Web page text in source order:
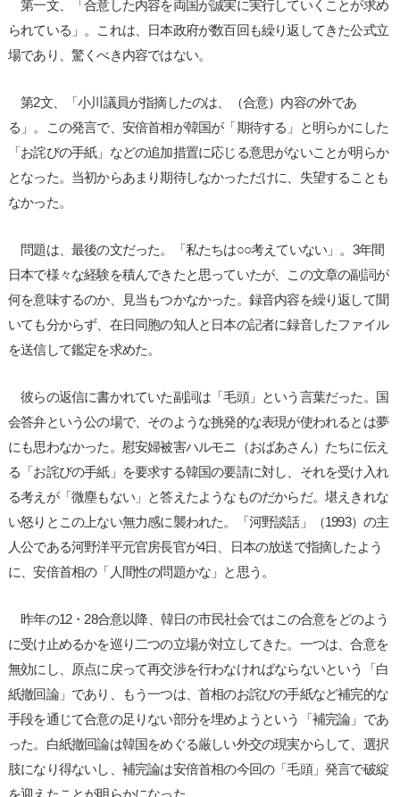
第一文、「合意した内容を両国が誠実に実行していくことが求め
られている」。これは、日本政府が数百回も繰り返してきた公式立
場であり、驚くべき内容ではない。
第2文、「小川議員が指摘したのは、（合意）内容の外であ
る」。この発言で、安倍首相が韓国が「期待する」と明らかにした
「お詫びの手紙」などの追加措置に応じる意思がないことが明らか
となった。当初からあまり期待しなかっただけに、失望することも
なかった。
問題は、最後の文だった。「私たちは○○考えていない」。3年間
日本で様々な経験を積んできたと思っていたが、この文章の副詞が
何を意味するのか、見当もつかなかった。録音内容を繰り返して聞
いても分からず、在日同胞の知人と日本の記者に録音したファイル
を送信して鑑定を求めた。
彼らの返信に書かれていた副詞は「毛頭」という言葉だった。国
会答弁という公の場で、そのような挑発的な表現が使われるとは夢
にも思わなかった。慰安婦被害ハルモニ（おばあさん）たちに伝え
る「お詫びの手紙」を要求する韓国の要請に対し、それを受け入れ
る考えが「微塵もない」と答えたようなものだからだ。堪えきれな
い怒りとこの上ない無力感に襲われた。「河野談話」（1993）の主
人公である河野洋平元官房長官が4日、日本の放送で指摘したよう
に、安倍首相の「人間性の問題かな」と思う。
昨年の12・28合意以降、韓日の市民社会ではこの合意をどのよう
に受け止めるかを巡り二つの立場が対立してきた。一つは、合意を
無効にし、原点に戻って再交渉を行わなければならないという「白
紙撤回論」であり、もう一つは、首相のお詫びの手紙など補完的な
手段を通じて合意の足りない部分を埋めようという「補完論」であ
った。白紙撤回論は韓国をめぐる厳しい外交の現実からして、選択
肢になり得ないし、補完論は安倍首相の今回の「毛頭」発言で破綻